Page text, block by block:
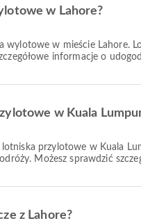
w Lahore?
w mieście Lahore.
informacje o
w Kuala
przylotowe w Kuala
Możesz sprawdzić
z Lahore?